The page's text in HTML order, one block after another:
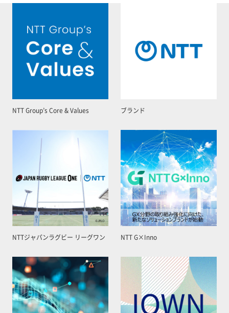
NTT Group’s Core & Values ブランド
NTTジャパンラグビー リーグワン NTT G×Inno